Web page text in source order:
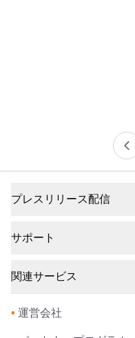
プレスリリース配信
サポート
関連サービス
• 運営会社